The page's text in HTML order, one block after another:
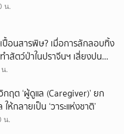
น.
เปื้อนสารพิษ? เมื่อการลักลอบทิ้ง
ำสัตว์ป่าในปราจีนฯ เสี่ยงปน
น.
ฤต ‘ผู้ดูแล (Caregiver)’ ยก
ห้กลายเป็น ‘วาระแห่งชาติ’
น.